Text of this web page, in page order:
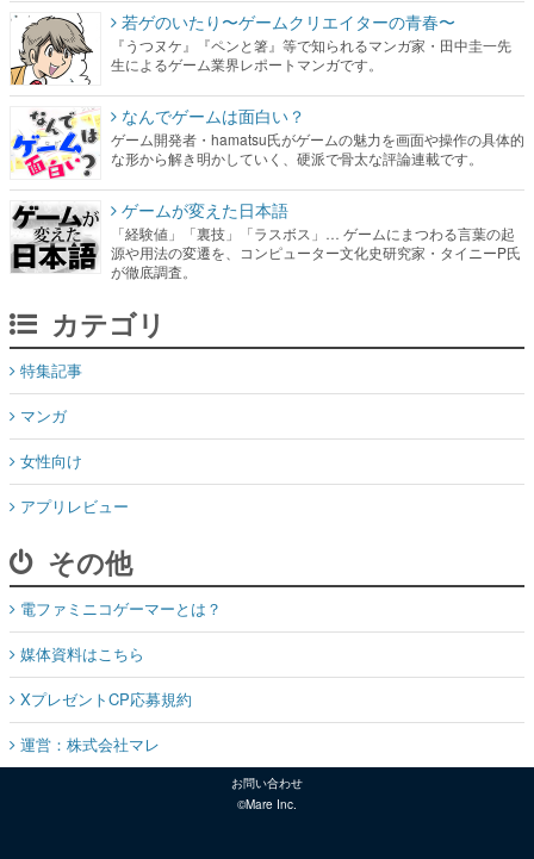
若ゲのいたり〜ゲームクリエイターの青春〜
『うつヌケ』『ペンと箸』等で知られるマンガ家・田中圭一先
生によるゲーム業界レポートマンガです。
なんでゲームは面白い？
ゲーム開発者・hamatsu氏がゲームの魅力を画面や操作の具体的
な形から解き明かしていく、硬派で骨太な評論連載です。
ゲームが変えた日本語
「経験値」「裏技」「ラスボス」… ゲームにまつわる言葉の起
源や用法の変遷を、コンピューター文化史研究家・タイニーP氏
が徹底調査。
カテゴリ
特集記事
マンガ
女性向け
アプリレビュー
その他
電ファミニコゲーマーとは？
媒体資料はこちら
XプレゼントCP応募規約
運営：株式会社マレ
お問い合わせ
©Mare Inc.